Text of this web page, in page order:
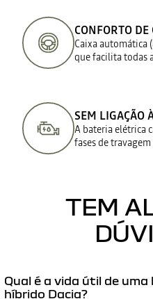
CONFORTO DE
Caixa automática
que facilita todas
SEM LIGAÇÃO
A bateria elétrica
fases de
TEM
Qual é a vida útil de
híbrido Dacia?